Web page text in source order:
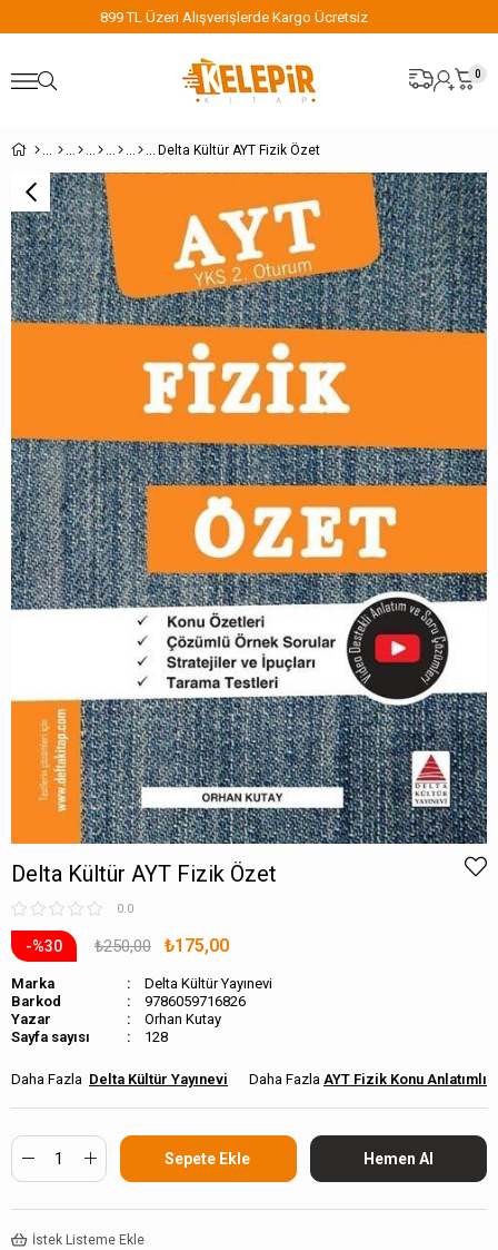
899 TL Üzeri Alışverişlerde Kargo Ücretsiz
0
Delta Kültür AYT Fizik Özet
Delta Kültür AYT Fizik Özet
0.0
30 ₺250,00 ₺175,00
Marka
Delta Kültür Yayınevi
Barkod
9786059716826
Orhan Kutay
Sayfa sayısı
128
Delta Kültür Yayınevi AYT Fizik Konu Anlatımlı
İstek Listeme Ekle